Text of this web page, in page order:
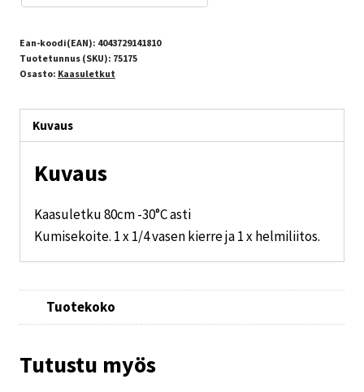
Ean-koodi(EAN): 4043729141810
Tuotetunnus (SKU): 75175
Osasto: Kaasuletkut
Kuvaus
Kuvaus
Kaasuletku 80cm -30°C asti
Kumisekoite. 1 x 1/4 vasen kierre ja 1 x helmiliitos.
Tuotekoko
Tutustu myös